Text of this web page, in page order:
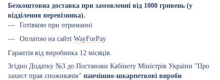
Безкоштовна доставка при замовленні від 1000 гривень (у
відділення перевізника).
Готівкою при отриманні
Оплатою на сайті WayForPay
Гарантія від виробника 12 місяців.
Згідно Додатку №3 до Постанови Кабінету Міністрів України "Про
захист прав споживачів" панчішно-шкарпеткові вироби